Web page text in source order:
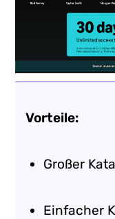
Vorteile:
Großer
Einfacher